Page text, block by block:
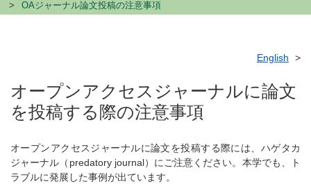
OAジャーナル論文投稿の注意事項
English
オープンアクセスジャーナルに論文
を投稿する際の注意事項
オープンアクセスジャーナルに論文を投稿する際には、ハゲタカ
ジャーナル（predatory journal）にご注意ください。本学でも、ト
ラブルに発展した事例が出ています。